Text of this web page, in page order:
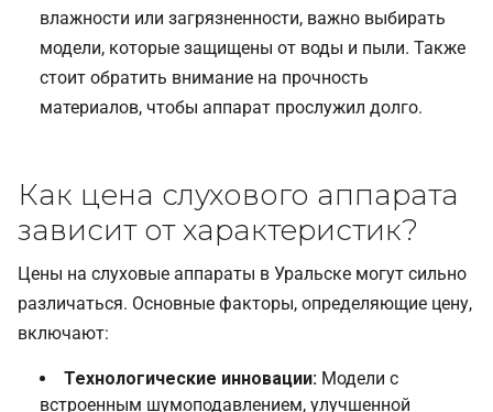
влажности или загрязненности, важно выбирать
модели, которые защищены от воды и пыли. Также
стоит обратить внимание на прочность
материалов, чтобы аппарат прослужил долго.
Как цена слухового аппарата
зависит от характеристик?
Цены на слуховые аппараты в Уральске могут сильно
различаться. Основные факторы, определяющие цену,
включают:
Технологические инновации: Модели с
встроенным шумоподавлением, улучшенной